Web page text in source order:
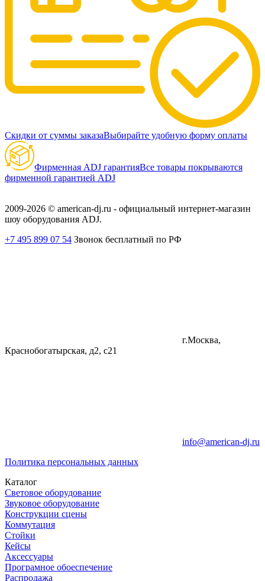
Скидки от суммы заказаВыбирайте удобную форму оплаты
Фирменная ADJ гарантияВсе товары покрываются
фирменной гарантией ADJ
2009-2026 © american-dj.ru - официальный интернет-магазин
шоу оборудования ADJ.
+7 495 899 07 54 Звонок бесплатный по РФ
г.Москва,
Краснобогатырская, д2, с21
info@american-dj.ru
Политика персональных данных
Каталог
Световое оборудование
Звуковое оборудование
Конструкции сцены
Коммутация
Стойки
Кейсы
Аксессуары
Програмное обоеспечение
Распродажа